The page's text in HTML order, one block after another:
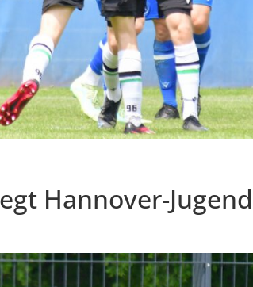
Hannover-Jugend